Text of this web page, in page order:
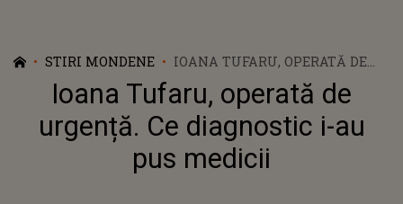
STIRI MONDENE
IOANA TUFARU, OPERATĂ DE
URGENȚĂ. CE DIAGNOSTIC I-AU
PUS MEDICII
Ioana Tufaru, operată de
urgență. Ce diagnostic i-au
pus medicii